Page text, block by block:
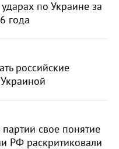
по Украине за
года
российские
свое понятие
РФ раскритиковали